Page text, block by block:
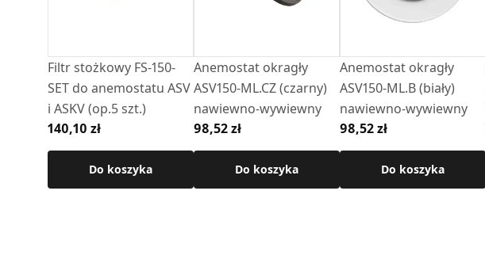
Filtr stożkowy FS-150-
SET do anemostatu ASV
i ASKV (op.5 szt.)
140,10 zł
Do koszyka
Anemostat okragły
ASV150-ML.CZ (czarny)
nawiewno-wywiewny
98,52 zł
Do koszyka
Anemostat okragły
ASV150-ML.B (biały)
nawiewno-wywiewny
98,52 zł
Do koszyka